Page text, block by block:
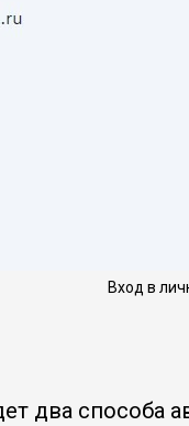
Вход в
два способа